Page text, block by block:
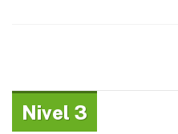
Nivel 3